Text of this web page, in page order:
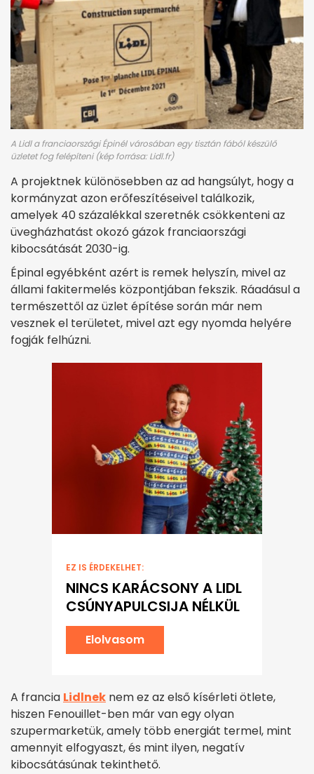
A Lidl a franciaországi Épinél városában egy tisztán fából készülő
üzletet fog felépíteni (kép forrása: Lidl.fr)
A projektnek különösebben az ad hangsúlyt, hogy a
kormányzat azon erőfeszítéseivel találkozik,
amelyek 40 százalékkal szeretnék csökkenteni az
üvegházhatást okozó gázok franciaországi
kibocsátását 2030-ig.
Épinal egyébként azért is remek helyszín, mivel az
állami fakitermelés központjában fekszik. Ráadásul a
természettől az üzlet építése során már nem
vesznek el területet, mivel azt egy nyomda helyére
fogják felhúzni.
EZ IS ÉRDEKELHET:
NINCS KARÁCSONY A LIDL
CSÚNYAPULCSIJA NÉLKÜL
Elolvasom
A francia Lidlnek nem ez az első kísérleti ötlete,
hiszen Fenouillet-ben már van egy olyan
szupermarketük, amely több energiát termel, mint
amennyit elfogyaszt, és mint ilyen, negatív
kibocsátásúnak tekinthető.